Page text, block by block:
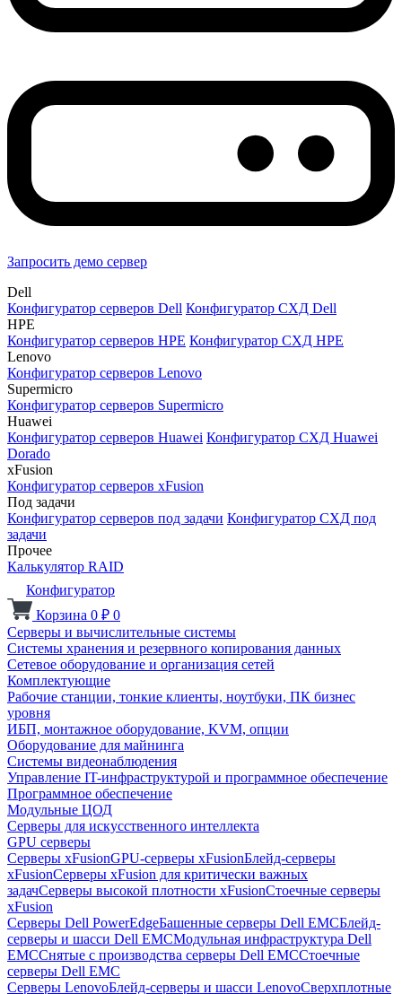
Запросить демо сервер
Dell
Конфигуратор серверов Dell Конфигуратор СХД Dell
HPE
Конфигуратор серверов HPE Конфигуратор СХД HPE
Lenovo
Конфигуратор серверов Lenovo
Supermicro
Конфигуратор серверов Supermicro
Huawei
Конфигуратор серверов Huawei Конфигуратор СХД Huawei
Dorado
xFusion
Конфигуратор серверов xFusion
Под задачи
Конфигуратор серверов под задачи Конфигуратор СХД под
задачи
Прочее
Калькулятор RAID
Конфигуратор
Корзина 0 ₽ 0
Серверы и вычислительные системы
Системы хранения и резервного копирования данных
Сетевое оборудование и организация сетей
Комплектующие
Рабочие станции, тонкие клиенты, ноутбуки, ПК бизнес
уровня
ИБП, монтажное оборудование, KVM, опции
Оборудование для майнинга
Системы видеонаблюдения
Управление IT-инфраструктурой и программное обеспечение
Программное обеспечение
Модульные ЦОД
Серверы для искусственного интеллекта
GPU серверы
Серверы xFusionGPU-серверы xFusionБлейд-серверы
xFusionСерверы xFusion для критически важных
задачСерверы высокой плотности xFusionСтоечные серверы
xFusion
Серверы Dell PowerEdgeБашенные серверы Dell EMCБлейд-
серверы и шасси Dell EMCМодульная инфраструктура Dell
EMCСнятые с производства серверы Dell EMCСтоечные
серверы Dell EMC
Серверы LenovoБлейд-серверы и шасси LenovoСверхплотные